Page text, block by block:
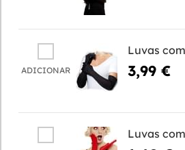
ADICIONAR
Luvas
3,99 €
Luvas